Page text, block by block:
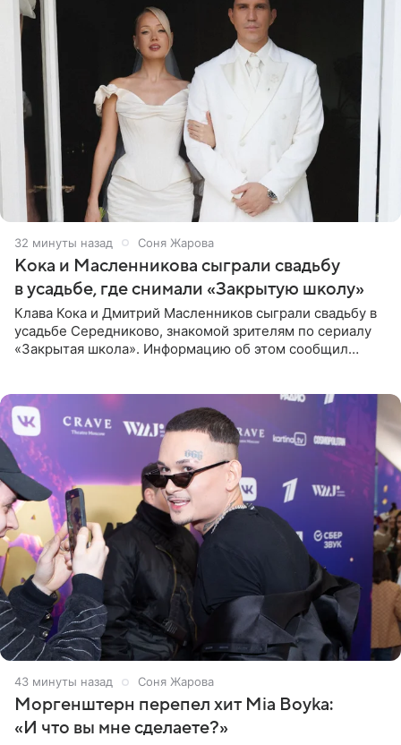
32 минуты назад Соня Жарова
Кока и Масленникова сыграли свадьбу
в усадьбе, где снимали «Закрытую школу»
Клава Кока и Дмитрий Масленников сыграли свадьбу в
усадьбе Середниково, знакомой зрителям по сериалу
«Закрытая школа». Информацию об этом сообщил
43 минуты назад Соня Жарова
Моргенштерн перепел хит Mia Boyka:
«И что вы мне сделаете?»